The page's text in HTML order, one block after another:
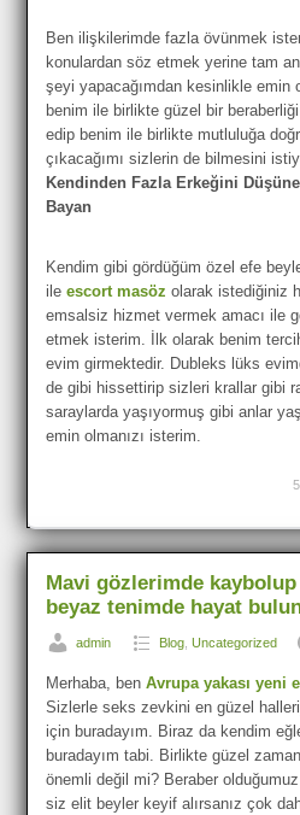
Ben ilişkilerimde fazla övünmek
konulardan söz etmek yerine tam
şeyi yapacağımdan kesinlikle
benim ile birlikte güzel bir
edip benim ile birlikte mutluluğa
çıkacağımı sizlerin de bilmesini
Kendinden Fazla Erkeğini
Bayan
Kendim gibi gördüğüm özel efe
ileescort masöz olarak istediğiniz
emsalsiz hizmet vermek amacı ile
etmek isterim. İlk olarak benim
evim girmektedir. Dubleks lüks
de gibi hissettirip sizleri krallar gibi
saraylarda yaşıyormuş gibi anlar
emin olmanızı isterim.
Mavi gözlerimde
beyaz tenimde hayat
admin Blog ,Uncategorized
Merhaba, benAvrupa yakası yeni
Sizlerle seks zevkini en güzel
için buradayım. Biraz da kendim
buradayım tabi. Birlikte güzel
önemli değil mi? Beraber
siz elit beyler keyif alırsanız çok